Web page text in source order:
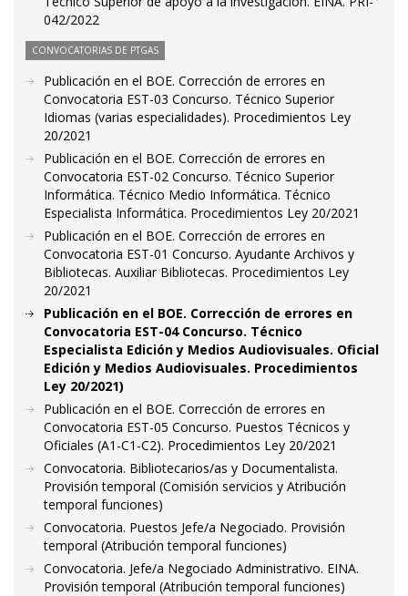
042/2022
CONVOCATORIAS DE PTGAS
Publicación en el BOE. Corrección de errores en
Convocatoria EST-03 Concurso. Técnico Superior
Idiomas (varias especialidades). Procedimientos Ley
20/2021
Publicación en el BOE. Corrección de errores en
Convocatoria EST-02 Concurso. Técnico Superior
Informática. Técnico Medio Informática. Técnico
Especialista Informática. Procedimientos Ley 20/2021
Publicación en el BOE. Corrección de errores en
Convocatoria EST-01 Concurso. Ayudante Archivos y
Bibliotecas. Auxiliar Bibliotecas. Procedimientos Ley
20/2021
Publicación en el BOE. Corrección de errores en
Convocatoria EST-04 Concurso. Técnico
Especialista Edición y Medios Audiovisuales. Oficial
Edición y Medios Audiovisuales. Procedimientos
Ley 20/2021)
Publicación en el BOE. Corrección de errores en
Convocatoria EST-05 Concurso. Puestos Técnicos y
Oficiales (A1-C1-C2). Procedimientos Ley 20/2021
Convocatoria. Bibliotecarios/as y Documentalista.
Provisión temporal (Comisión servicios y Atribución
temporal funciones)
Convocatoria. Puestos Jefe/a Negociado. Provisión
temporal (Atribución temporal funciones)
Convocatoria. Jefe/a Negociado Administrativo. EINA.
Provisión temporal (Atribución temporal funciones)